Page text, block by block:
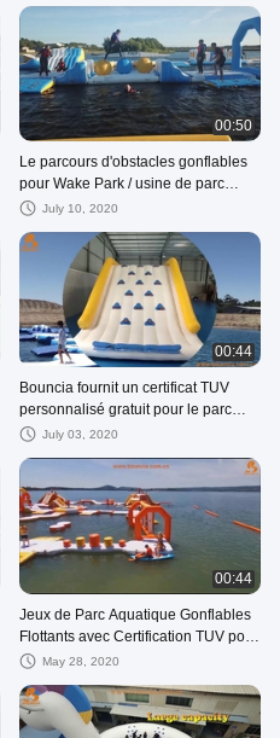
00:50
Le parcours d'obstacles gonflables
pour Wake Park / usine de parc
aquatique gonflable
July 10, 2020
00:44
Bouncia fournit un certificat TUV
personnalisé gratuit pour le parc
aquatique gonflable flottant
July 03, 2020
00:44
Jeux de Parc Aquatique Gonflables
Flottants avec Certification TUV pour
LacMay 28, 2020